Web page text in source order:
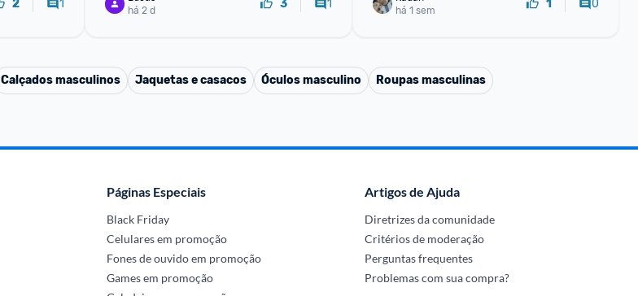
2 1
há 2 d
3 1
há 1 sem
1 0
Calçados masculinos Jaquetas e casacos Óculos masculino Roupas masculinas
Páginas Especiais
Black Friday
Celulares em promoção
Fones de ouvido em promoção
Games em promoção
Artigos de Ajuda
Diretrizes da comunidade
Critérios de moderação
Perguntas frequentes
Problemas com sua compra?